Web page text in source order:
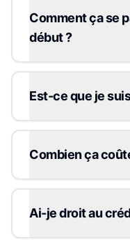
Comment ça se
début ?
Est-ce que je
Combien ça
Ai-je droit au